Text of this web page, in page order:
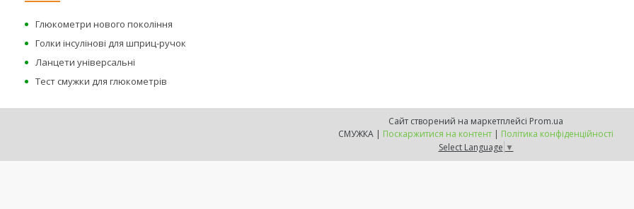
Глюкометри нового покоління
Голки інсулінові для шприц-ручок
Ланцети універсальні
Тест смужки для глюкометрів
Сайт створений на маркетплейсі Prom.ua
СМУЖКА | Поскаржитися на контент | Політика конфіденційності
Select Language ▼